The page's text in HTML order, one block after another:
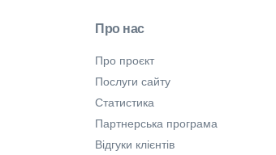
Про нас
Про проєкт
Послуги сайту
Статистика
Партнерська програма
Відгуки клієнтів